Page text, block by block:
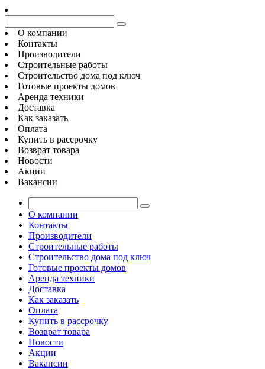
О компании
Контакты
Производители
Строительные работы
Строительство дома под ключ
Готовые проекты домов
Аренда техники
Доставка
Как заказать
Оплата
Купить в рассрочку
Возврат товара
Новости
Акции
Вакансии
О компании
Контакты
Производители
Строительные работы
Строительство дома под ключ
Готовые проекты домов
Аренда техники
Доставка
Как заказать
Оплата
Купить в рассрочку
Возврат товара
Новости
Акции
Вакансии